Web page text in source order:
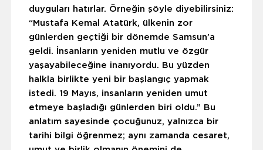
duyguları hatırlar. Örneğin şöyle diyebilirsiniz:
“Mustafa Kemal Atatürk, ülkenin zor
günlerden geçtiği bir dönemde Samsun’a
geldi. İnsanların yeniden mutlu ve özgür
yaşayabileceğine inanıyordu. Bu yüzden
halkla birlikte yeni bir başlangıç yapmak
istedi. 19 Mayıs, insanların yeniden umut
etmeye başladığı günlerden biri oldu.” Bu
anlatım sayesinde çocuğunuz, yalnızca bir
tarihi bilgi öğrenmez; aynı zamanda cesaret,